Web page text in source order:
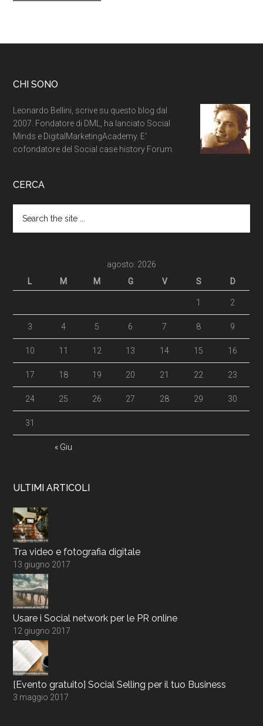
CHI SONO
Leonardo Bellini, scrive su questo blog dal
2007. Fondatore di DML, ha lanciato Social
Minds e DigitalMarketingAcademy. E'
cofondatore del Social case history Forum.
CERCA
agosto: 2026
L
M M G V S D
« Giu
1 2
3 4 5 6 7 8 9
10 11 12 13 14 15 16
17 18 19 20 21 22 23
24 25 26 27 28 29 30
31
ULTIMI ARTICOLI
Tra video e fotografia digitale
13 giugno 2017
Usare i Social network per le PR online
12 giugno 2017
[Evento gratuito] Social Selling per il tuo Business
3 maggio 2017